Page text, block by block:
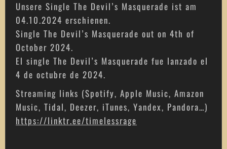
Unsere Single The Devil’s Masquerade ist am
04.10.2024 erschienen.
Single The Devil’s Masquerade out on 4th of
October 2024.
El single The Devil’s Masquerade fue lanzado el
4 de octubre de 2024.
Streaming links (Spotify, Apple Music, Amazon
Music, Tidal, Deezer, iTunes, Yandex, Pandora…)
https://linktr.ee/timelessrage